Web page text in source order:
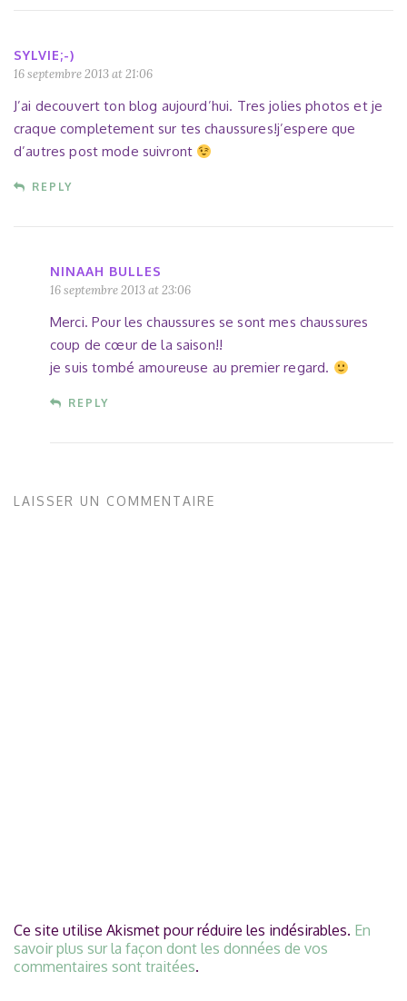
SYLVIE;-)
16 septembre 2013 at 21:06
J’ai decouvert ton blog aujourd’hui. Tres jolies photos et je
craque completement sur tes chaussures!j’espere que
d’autres post mode suivront
REPLY
NINAAH BULLES
16 septembre 2013 at 23:06
Merci. Pour les chaussures se sont mes chaussures
coup de cœur de la saison!!
je suis tombé amoureuse au premier regard.
REPLY
LAISSER UN COMMENTAIRE
Ce site utilise Akismet pour réduire les indésirables. En
savoir plus sur la façon dont les données de vos
commentaires sont traitées.